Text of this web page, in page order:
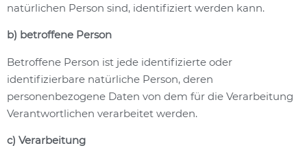
natürlichen Person sind, identifiziert werden kann.
b) betroffene Person
Betroffene Person ist jede identifizierte oder
identifizierbare natürliche Person, deren
personenbezogene Daten von dem für die Verarbeitung
Verantwortlichen verarbeitet werden.
c) Verarbeitung